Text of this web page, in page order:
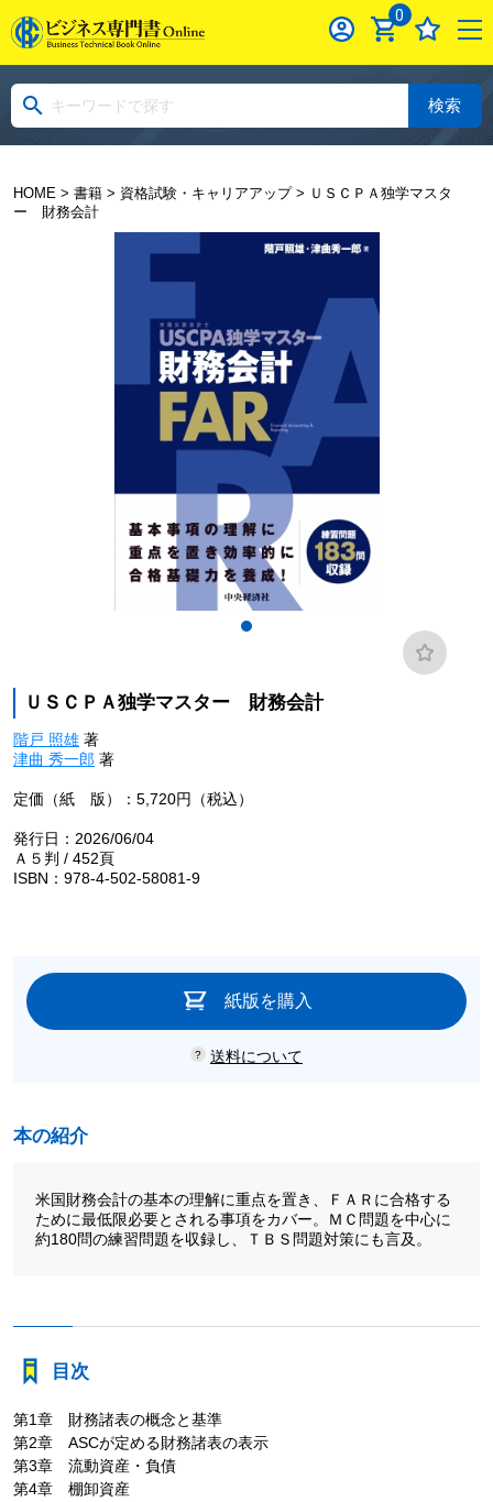
0
検索
HOME> 書籍> 資格試験・キャリアアップ> ＵＳＣＰＡ独学マスタ
ー 財務会計
ＵＳＣＰＡ独学マスター 財務会計
階戸 照雄著
津曲 秀一郎 著
定価（紙 版）：5,720円（税込）
発行日：2026/06/04
Ａ５判 / 452頁
ISBN：978-4-502-58081-9
紙版を購入
送料について
本の紹介
米国財務会計の基本の理解に重点を置き、ＦＡＲに合格する
ために最低限必要とされる事項をカバー。ＭＣ問題を中心に
約180問の練習問題を収録し、ＴＢＳ問題対策にも言及。
目次
第1章 財務諸表の概念と基準
第2章 ASCが定める財務諸表の表示
第3章 流動資産・負債
第4章 棚卸資産